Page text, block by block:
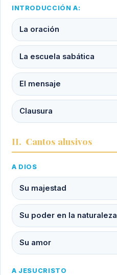
INTRODUCCIÓN A:
La oración
La escuela sabática
El mensaje
Clausura
II. Cantos alusivos
A DIOS
Su majestad
Su poder en la naturaleza
Su amor
A JESUCRISTO